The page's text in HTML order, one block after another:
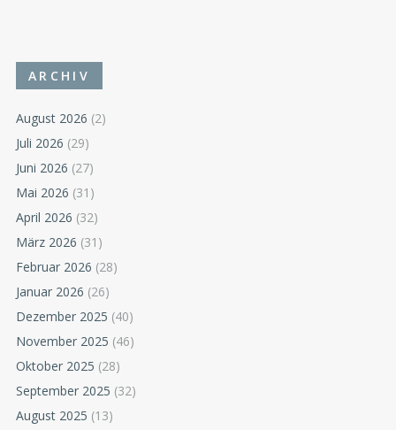
ARCHIV
August 2026 (2)
Juli 2026 (29)
Juni 2026 (27)
Mai 2026 (31)
April 2026 (32)
März 2026 (31)
Februar 2026 (28)
Januar 2026 (26)
Dezember 2025 (40)
November 2025 (46)
Oktober 2025 (28)
September 2025 (32)
August 2025 (13)